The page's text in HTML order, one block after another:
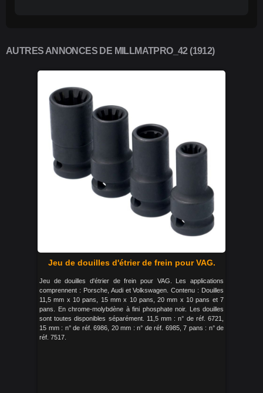
AUTRES ANNONCES DE MILLMATPRO_42 (1912)
Jeu de douilles d'étrier de frein pour VAG.
Jeu de douilles d'étrier de frein pour VAG. Les applications
comprennent : Porsche, Audi et Volkswagen. Contenu : Douilles
11,5 mm x 10 pans, 15 mm x 10 pans, 20 mm x 10 pans et 7
pans. En chrome-molybdène à fini phosphate noir. Les douilles
sont toutes disponibles séparément. 11,5 mm : n° de réf. 6721,
15 mm : n° de réf. 6986, 20 mm : n° de réf. 6985, 7 pans : n° de
réf. 7517.